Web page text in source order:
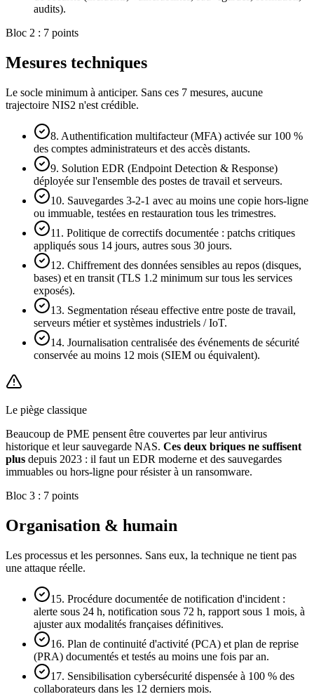
audits).
Bloc 2 : 7 points
Mesures techniques
Le socle minimum à anticiper. Sans ces 7 mesures, aucune
trajectoire NIS2 n'est crédible.
8. Authentification multifacteur (MFA) activée sur 100 %
des comptes administrateurs et des accès distants.
9. Solution EDR (Endpoint Detection & Response)
déployée sur l'ensemble des postes de travail et serveurs.
10. Sauvegardes 3-2-1 avec au moins une copie hors-ligne
ou immuable, testées en restauration tous les trimestres.
11. Politique de correctifs documentée : patchs critiques
appliqués sous 14 jours, autres sous 30 jours.
12. Chiffrement des données sensibles au repos (disques,
bases) et en transit (TLS 1.2 minimum sur tous les services
exposés).
13. Segmentation réseau effective entre poste de travail,
serveurs métier et systèmes industriels / IoT.
14. Journalisation centralisée des événements de sécurité
conservée au moins 12 mois (SIEM ou équivalent).
Le piège classique
Beaucoup de PME pensent être couvertes par leur antivirus
historique et leur sauvegarde NAS. Ces deux briques ne suffisent
plus depuis 2023 : il faut un EDR moderne et des sauvegardes
immuables ou hors-ligne pour résister à un ransomware.
Bloc 3 : 7 points
Organisation & humain
Les processus et les personnes. Sans eux, la technique ne tient pas
une attaque réelle.
15. Procédure documentée de notification d'incident :
alerte sous 24 h, notification sous 72 h, rapport sous 1 mois, à
ajuster aux modalités françaises définitives.
16. Plan de continuité d'activité (PCA) et plan de reprise
(PRA) documentés et testés au moins une fois par an.
17. Sensibilisation cybersécurité dispensée à 100 % des
collaborateurs dans les 12 derniers mois.